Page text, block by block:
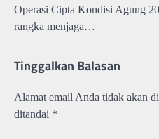
Operasi Cipta Kondisi Agung
rangka menjaga…
Tinggalkan Balasan
Alamat email Anda tidak akan
ditandai *